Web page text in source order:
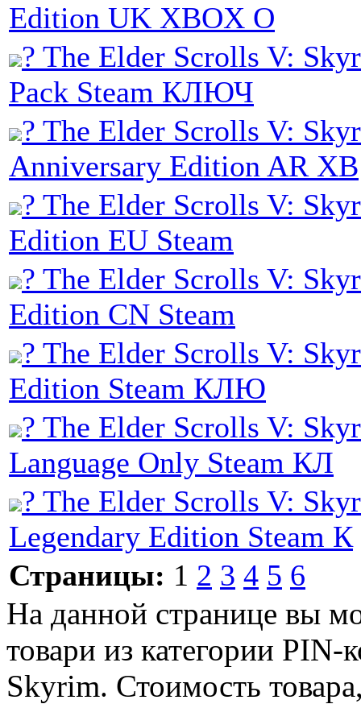
Edition UK XBOX O
? The Elder Scrolls V:
Pack Steam КЛЮЧ
? The Elder Scrolls V:
Anniversary Edition AR XB
? The Elder Scrolls V:
Edition EU Steam
? The Elder Scrolls V:
Edition CN Steam
? The Elder Scrolls V:
Edition Steam КЛЮ
? The Elder Scrolls V:
Language Only Steam КЛ
? The Elder Scrolls V:
Legendary Edition Steam К
Страницы: 1 2 3 4 5 6
На данной странице вы
товари из категории
Skyrim. Стоимость